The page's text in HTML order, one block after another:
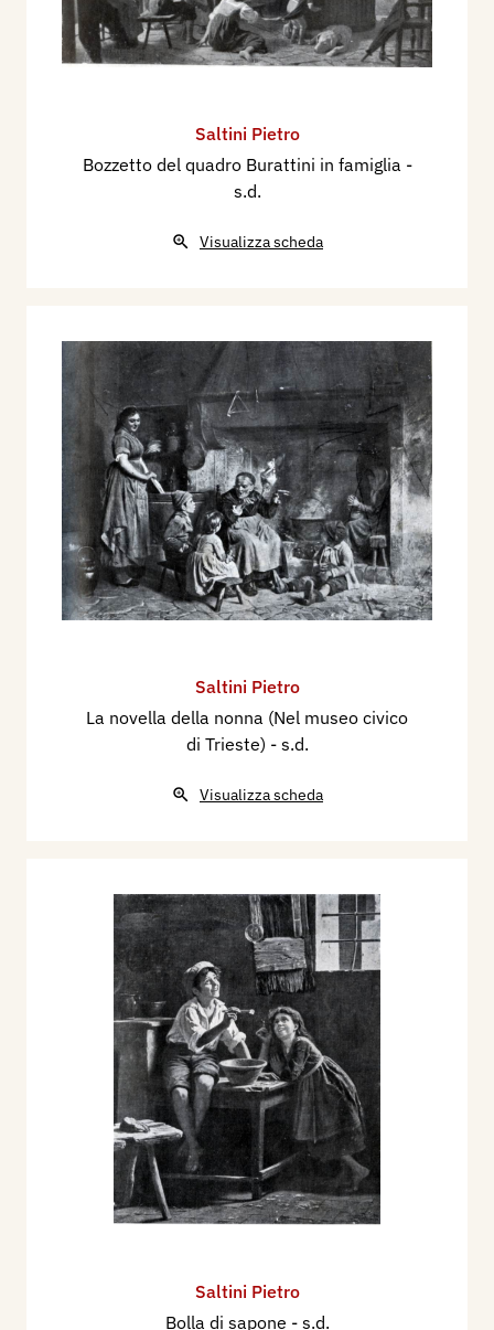
Saltini Pietro
Bozzetto del quadro Burattini in famiglia -
s.d.
Visualizza scheda
Saltini Pietro
La novella della nonna (Nel museo civico
di Trieste) - s.d.
Visualizza scheda
Saltini Pietro
Bolla di sapone - s.d.